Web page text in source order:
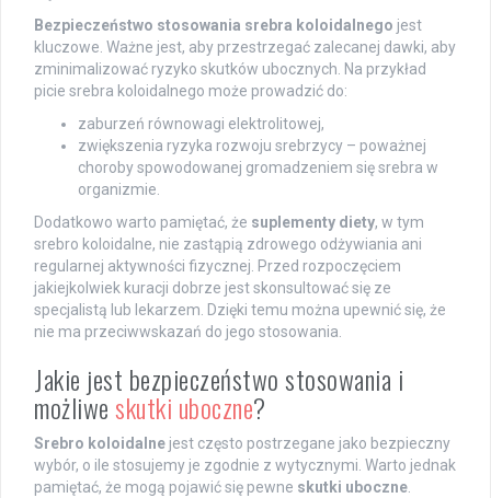
Bezpieczeństwo stosowania srebra koloidalnego jest
kluczowe. Ważne jest, aby przestrzegać zalecanej dawki, aby
zminimalizować ryzyko skutków ubocznych. Na przykład
picie srebra koloidalnego może prowadzić do:
zaburzeń równowagi elektrolitowej,
zwiększenia ryzyka rozwoju srebrzycy – poważnej
choroby spowodowanej gromadzeniem się srebra w
organizmie.
Dodatkowo warto pamiętać, że suplementy diety, w tym
srebro koloidalne, nie zastąpią zdrowego odżywiania ani
regularnej aktywności fizycznej. Przed rozpoczęciem
jakiejkolwiek kuracji dobrze jest skonsultować się ze
specjalistą lub lekarzem. Dzięki temu można upewnić się, że
nie ma przeciwwskazań do jego stosowania.
Jakie jest bezpieczeństwo stosowania i
możliweskutki uboczne?
Srebro koloidalne jest często postrzegane jako bezpieczny
wybór, o ile stosujemy je zgodnie z wytycznymi. Warto jednak
pamiętać, że mogą pojawić się pewne skutki uboczne